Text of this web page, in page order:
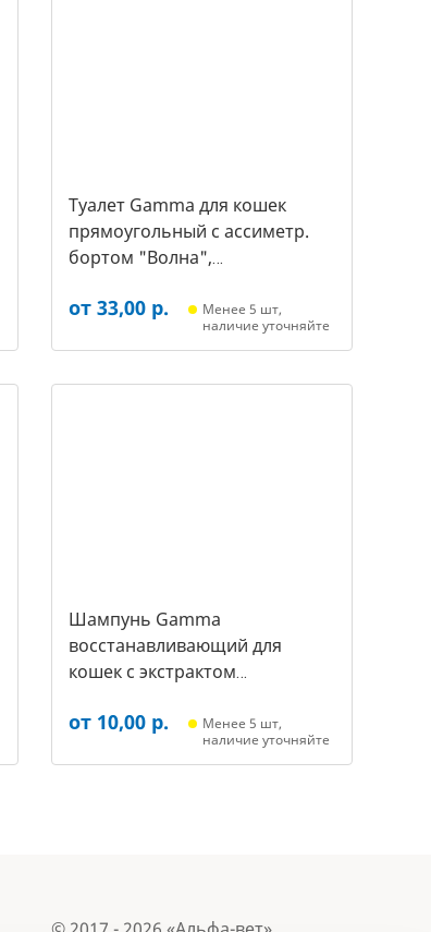
Туалет Gamma для кошек
прямоугольный с ассиметр.
бортом "Волна",
(20452018, 3387)
от 33,00 р.
Менее 5 шт,
наличие уточняйте
Шампунь Gamma
восстанавливающий для
кошек с экстрактом
3431)
от 10,00 р.
Менее 5 шт,
наличие уточняйте